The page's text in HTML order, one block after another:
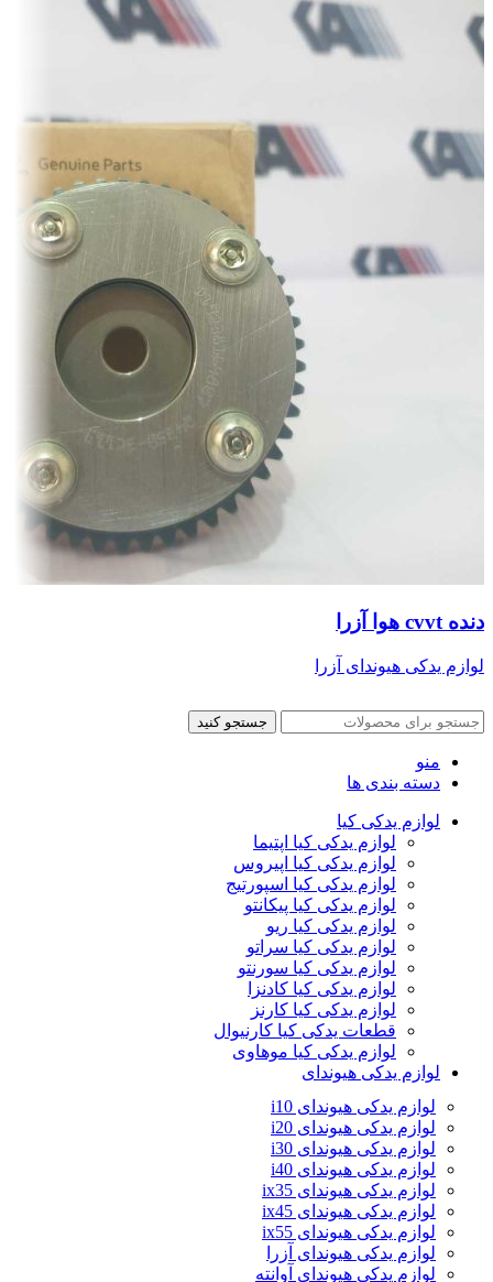
دنده cvvt هوا آزرا
لوازم یدکی هیوندای آزرا
جستجو کنید
منو
دسته بندی ها
لوازم یدکی کیا
لوازم یدکی کیا اپتیما
لوازم یدکی کیا اپیروس
لوازم یدکی کیا اسپورتیج
لوازم یدکی کیا پیکانتو
لوازم یدکی کیا ریو
لوازم یدکی کیا سراتو
لوازم یدکی کیا سورنتو
لوازم یدکی کیا کادنزا
لوازم یدکی کیا کارنز
قطعات یدکی کیا کارنیوال
لوازم یدکی کیا موهاوی
لوازم یدکی هیوندای
لوازم یدکی هیوندای i10
لوازم یدکی هیوندای i20
لوازم یدکی هیوندای i30
لوازم یدکی هیوندای i40
لوازم یدکی هیوندای ix35
لوازم یدکی هیوندای ix45
لوازم یدکی هیوندای ix55
لوازم یدکی هیوندای آزرا
لوازم یدکی هیوندای آوانته